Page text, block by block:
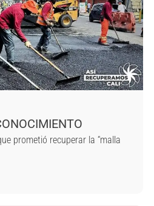
prometió recuperar la “malla